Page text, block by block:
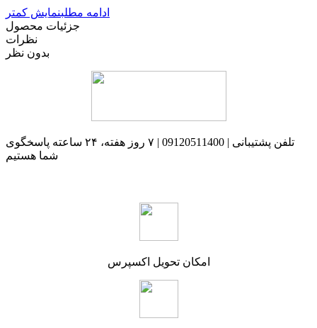
ادامه مطلبنمایش کمتر
جزئیات محصول
نظرات
بدون نظر
تلفن پشتیبانی | 09120511400 | ۷ روز هفته، ۲۴ ساعته پاسخگوی
شما هستیم
امکان تحویل اکسپرس